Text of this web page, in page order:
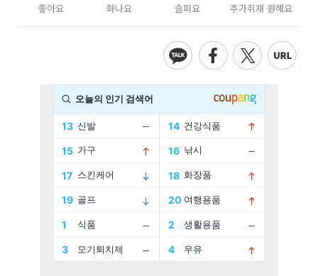
좋아요 화나요 슬퍼요 추가취재 원해요